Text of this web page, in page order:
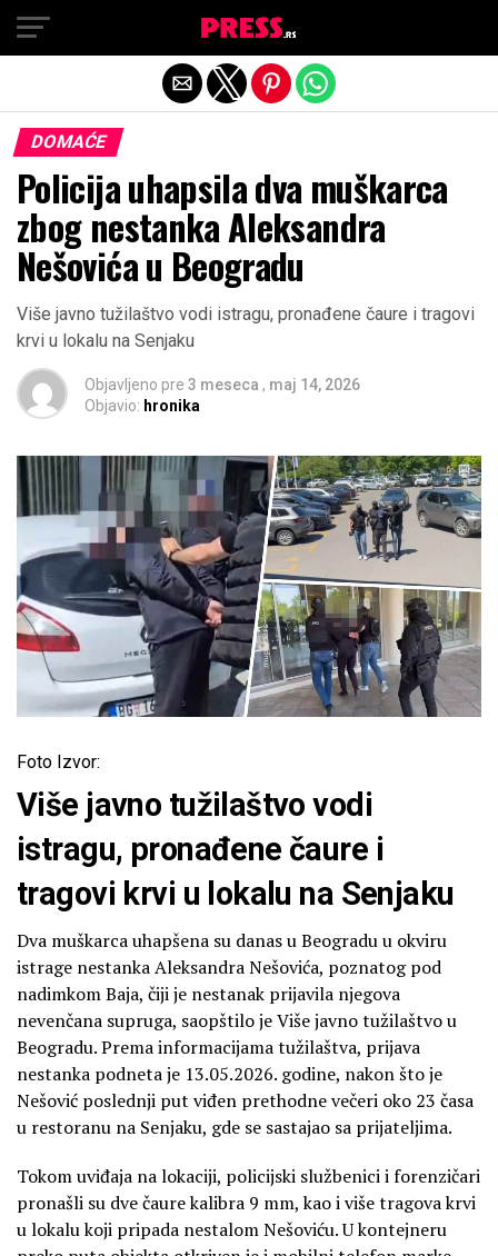
DOMAĆE
Policija uhapsila dva muškarca
zbog nestanka Aleksandra
Nešovića u Beogradu
Više javno tužilaštvo vodi istragu, pronađene čaure i tragovi
krvi u lokalu na Senjaku
Objavljeno pre 3 meseca , maj 14, 2026
Objavio: hronika
Foto Izvor:
Više javno tužilaštvo vodi
istragu, pronađene čaure i
tragovi krvi u lokalu na Senjaku
Dva muškarca uhapšena su danas u Beogradu u okviru
istrage nestanka Aleksandra Nešovića, poznatog pod
nadimkom Baja, čiji je nestanak prijavila njegova
nevenčana supruga, saopštilo je Više javno tužilaštvo u
Beogradu. Prema informacijama tužilaštva, prijava
nestanka podneta je 13.05.2026. godine, nakon što je
Nešović poslednji put viđen prethodne večeri oko 23 časa
u restoranu na Senjaku, gde se sastajao sa prijateljima.
Tokom uviđaja na lokaciji, policijski službenici i forenzičari
pronašli su dve čaure kalibra 9 mm, kao i više tragova krvi
u lokalu koji pripada nestalom Nešoviću. U kontejneru
Exit mobile version